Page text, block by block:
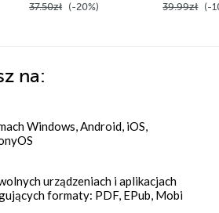
37.50zł (-20%) 39.99zł (-
na:
Windows, Android, iOS,
urządzeniach i aplikacjach
formaty: PDF, EPub, Mobi